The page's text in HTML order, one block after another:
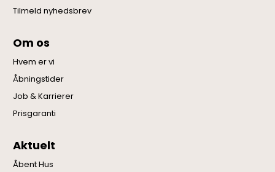
Tilmeld nyhedsbrev
Om os
Hvem er vi
Åbningstider
Job & Karrierer
Prisgaranti
Aktuelt
Åbent Hus